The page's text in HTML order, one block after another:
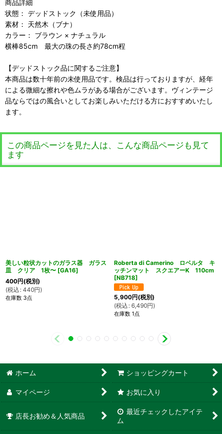
商品詳細
状態： デッドストック（未使用品）
素材： 天然木（ブナ）
カラー： ブラウン × ナチュラル
横棒85cm 最大の珠の長さ約78cm程
【デッドストック品に関するご注意】
本商品は数十年前の未使用品です。検品は行っておりますが、経年
による微細な擦れや色ムラがある場合がございます。ヴィンテージ
品ならではの風合いとしてお楽しみいただける方におすすめいたし
ます。
この商品ページを見た人は、こんな商品ページも見て
ます
美しい粒状カットのガラス器 ガラス
皿 クリア 1枚〜 [GA16]
400円(税別)
(税込 : 440円)
在庫数 3点
Roberta di Camerino ロベルタ キ
ッチンマット スクエアーK 110cm
[NB718]
5,900円(税別)
(税込 : 6,490円)
在庫数 1点
ホーム ショッピングカート
マイページ お気に入り
店長お勧め＆人気商品
最近チェックしたアイテ
ム